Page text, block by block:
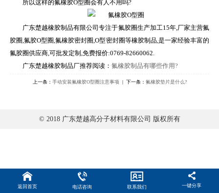
所以这样的氟橡胶O型圈会有人不用吗?
广东楚越橡胶制品有限公司专注于氟胶圈生产加工15年,厂家主营氟
胶圈,氟胶O型圈,氟橡胶密封圈,O型密封圈等橡胶制品,是一家经验丰富的
氟胶圈供应商,可批发定制,免费报价:0769-82660062.
广东楚越橡胶制品厂推荐阅读：氟橡胶制品有哪些作用?
上一条： 手动安装氟橡胶O型圈注意事项| 下一条： 氟橡胶垫片是什么?
© 2018 广东楚越高分子材料有限公司 版权所有
返回首页 电话咨询 联系我们 一键分享